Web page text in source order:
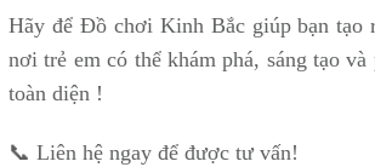
Hãy để Đồ chơi Kinh Bắc giúp bạn tạo
nơi trẻ em có thể khám phá, sáng tạo
toàn diện !
📞 Liên hệ ngay để được tư vấn!